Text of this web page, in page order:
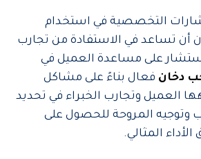
التخصصية في استخدام
أن تساعد في الاستفادة من تجارب
على مساعدة العميل في
دخان فعال بناءً على مشاكل
العميل وتجارب الخبراء في تحديد
وتوجيه المروحة للحصول على
المثالي.